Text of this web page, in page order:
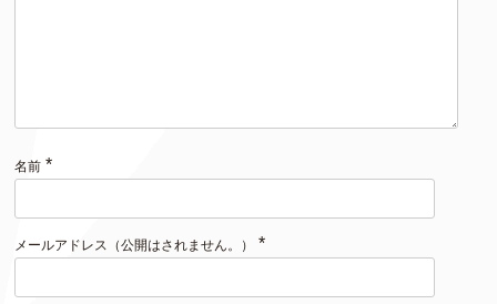
名前 *
メールアドレス（公開はされません。） *